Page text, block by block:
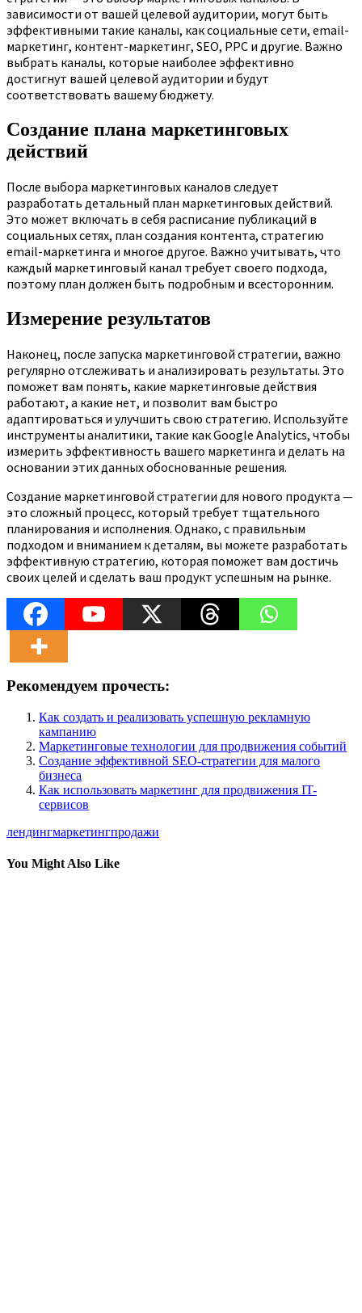
зависимости от вашей целевой аудитории, могут быть
эффективными такие каналы, как социальные сети, email-
маркетинг, контент-маркетинг, SEO, PPC и другие. Важно
выбрать каналы, которые наиболее эффективно
достигнут вашей целевой аудитории и будут
соответствовать вашему бюджету.
Создание плана маркетинговых
действий
После выбора маркетинговых каналов следует
разработать детальный план маркетинговых действий.
Это может включать в себя расписание публикаций в
социальных сетях, план создания контента, стратегию
email-маркетинга и многое другое. Важно учитывать, что
каждый маркетинговый канал требует своего подхода,
поэтому план должен быть подробным и всесторонним.
Измерение результатов
Наконец, после запуска маркетинговой стратегии, важно
регулярно отслеживать и анализировать результаты. Это
поможет вам понять, какие маркетинговые действия
работают, а какие нет, и позволит вам быстро
адаптироваться и улучшить свою стратегию. Используйте
инструменты аналитики, такие как Google Analytics, чтобы
измерить эффективность вашего маркетинга и делать на
основании этих данных обоснованные решения.
Создание маркетинговой стратегии для нового продукта —
это сложный процесс, который требует тщательного
планирования и исполнения. Однако, с правильным
подходом и вниманием к деталям, вы можете разработать
эффективную стратегию, которая поможет вам достичь
своих целей и сделать ваш продукт успешным на рынке.
Рекомендуем прочесть:
Как создать и реализовать успешную рекламную
кампанию
Маркетинговые технологии для продвижения событий
Создание эффективной SEO-стратегии для малого
бизнеса
Как использовать маркетинг для продвижения IT-
сервисов
лендингмаркетингпродажи
You Might Also Like